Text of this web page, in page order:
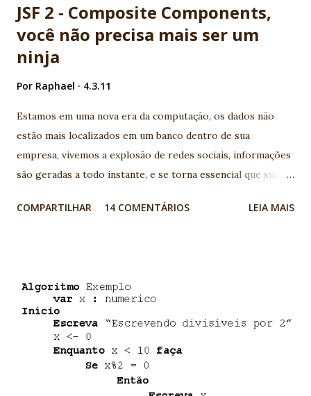
JSF 2 - Composite Components,
você não precisa mais ser um
ninja
Por Raphael 4.3.11
Estamos em uma nova era da computação, os dados não
estão mais localizados em um banco dentro de sua
empresa, vivemos a explosão de redes sociais, informações
são geradas a todo instante, e se torna essencial que sua
consumam suas APIs geralmente disponíveis por serviços
utilizado para aumentar a produtividade e a integração com
novos serviços. Basicamente duas especificações surgem
com muita força para atender este cenário, a JSR - 314 (JSF-
2) e JSR - 311 (JAX-RS), neste post exploraremos a JSR-314
(JSF2) e sua nova forma de criar Composite Components.
Uma das grandes queixas dos desenvolvedores JSF era a
COMPARTILHAR 14 COMENTÁRIOS LEIA MAIS